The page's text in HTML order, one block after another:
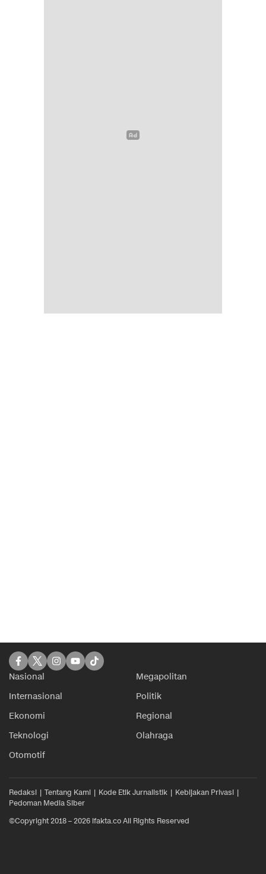
Nasional
Megapolitan
Internasional
Politik
Ekonomi
Regional
Teknologi
Olahraga
Otomotif
Redaksi Tentang Kami Kode Etik Jurnalistik
Kebijakan Privasi
Pedoman Media Siber
©Copyright 2018 – 2026 ifakta.co All Rights Reserved